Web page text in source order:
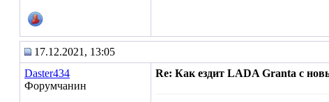
17.12.2021, 13:05
Daster434
Форумчанин
Re: Как ездит LADA Granta с